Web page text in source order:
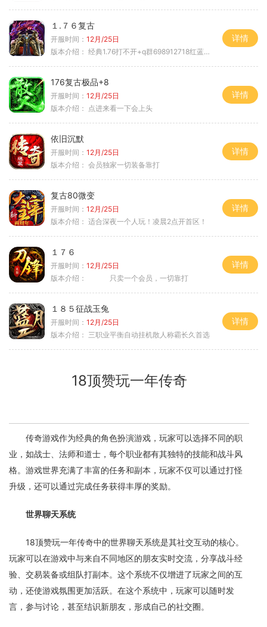
１.７６复古
开服时间： 12月/25日
版本介绍： 经典1.76打不开+q群698912718红蓝毒符免费
详情
176复古极品+8
开服时间： 12月/25日
版本介绍： 点进来看一下会上头
详情
依旧沉默
开服时间： 12月/25日
版本介绍： 会员独家一切装备靠打
详情
复古80微变
开服时间： 12月/25日
版本介绍： 适合深夜一个人玩！凌晨2点开首区！
详情
１７６
开服时间： 12月/25日
版本介绍：
只卖一个会员，一切靠打
详情
１８５征战玉兔
开服时间： 12月/25日
版本介绍： 三职业平衡自动挂机散人称霸长久首选
详情
18顶赞玩一年传奇
传奇游戏作为经典的角色扮演游戏，玩家可以选择不同的职
业，如战士、法师和道士，每个职业都有其独特的技能和战斗风
格。游戏世界充满了丰富的任务和副本，玩家不仅可以通过打怪
升级，还可以通过完成任务获得丰厚的奖励。
世界聊天系统
18顶赞玩一年传奇中的世界聊天系统是其社交互动的核心。
玩家可以在游戏中与来自不同地区的朋友实时交流，分享战斗经
验、交易装备或组队打副本。这个系统不仅增进了玩家之间的互
动，还使游戏氛围更加活跃。在这个系统中，玩家可以随时发
言，参与讨论，甚至结识新朋友，形成自己的社交圈。